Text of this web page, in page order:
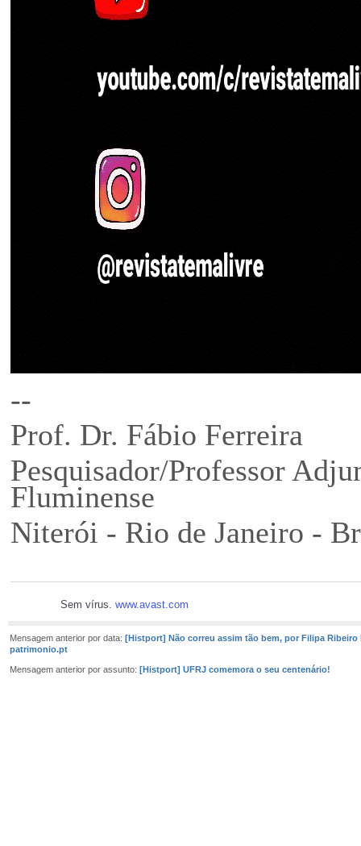
--
Prof. Dr. Fábio Ferreira
Pesquisador/Professor Adju
Fluminense
Niterói - Rio de Janeiro -
Sem vírus. www.avast.com
Mensagem anterior por data: [Histport] Não correu assim tão bem, por Filipa Ribeiro
patrimonio.pt
Mensagem anterior por assunto: [Histport] UFRJ comemora o seu centenário!